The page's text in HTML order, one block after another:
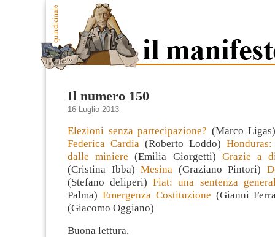
Il numero 150
16 Luglio 2013
Elezioni senza partecipazione? (Marco
Federica Cardia (Roberto Loddo)
dalle miniere (Emilia Giorgetti) Grazie a
(Cristina Ibba)Mesina (Graziano Pintori)
(Stefano deliperi)Fiat: una sentenza
Palma) Emergenza Costituzione (Gianni
(Giacomo Oggiano)
Buona lettura,